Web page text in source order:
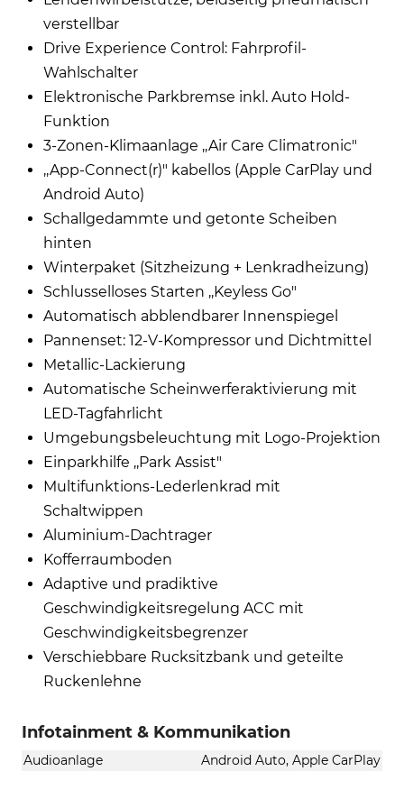
verstellbar
Drive Experience Control: Fahrprofil-
Wahlschalter
Elektronische Parkbremse inkl. Auto Hold-
Funktion
3-Zonen-Klimaanlage ,,Air Care Climatronic"
,,App-Connect(r)" kabellos (Apple CarPlay und
Android Auto)
Schallgedammte und getonte Scheiben
hinten
Winterpaket (Sitzheizung + Lenkradheizung)
Schlusselloses Starten ,,Keyless Go"
Automatisch abblendbarer Innenspiegel
Pannenset: 12-V-Kompressor und Dichtmittel
Metallic-Lackierung
Automatische Scheinwerferaktivierung mit
LED-Tagfahrlicht
Umgebungsbeleuchtung mit Logo-Projektion
Einparkhilfe ,,Park Assist"
Multifunktions-Lederlenkrad mit
Schaltwippen
Aluminium-Dachtrager
Kofferraumboden
Adaptive und pradiktive
Geschwindigkeitsregelung ACC mit
Geschwindigkeitsbegrenzer
Verschiebbare Rucksitzbank und geteilte
Ruckenlehne
Infotainment & Kommunikation
Audioanlage Android Auto, Apple CarPlay